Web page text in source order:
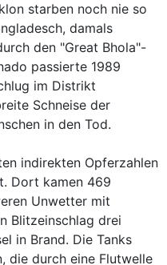
starben noch nie so
damals
den "Great Bhola"-
passierte 1989
im Distrikt
Schneise der
in den Tod.
indirekten Opferzahlen
Dort kamen 469
Unwetter mit
Blitzeinschlag drei
in Brand. Die Tanks
die durch eine Flutwelle